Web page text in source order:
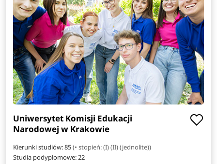
Stosunki międzynarodowe
Zarządzanie i inżynieria produkcji
Amerykanistyka
Analityka gospodarcza
Automatyka i robotyka
Bioinformatyka
Uniwersytet Komisji Edukacji
Narodowej w Krakowie
Kierunki studiów: 85(• stopień: (I) (II) (jednolite))
Studia podyplomowe:22